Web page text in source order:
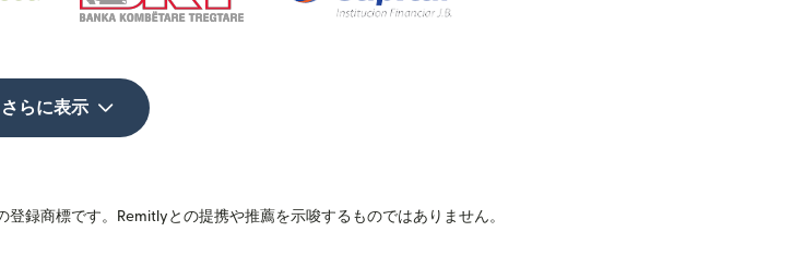
さらに表示
録商標です。Remitlyとの提携や推薦を示唆するものではありません。